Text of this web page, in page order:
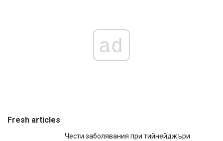
ad
Fresh articles
Чести заболявания при тийнейджъри